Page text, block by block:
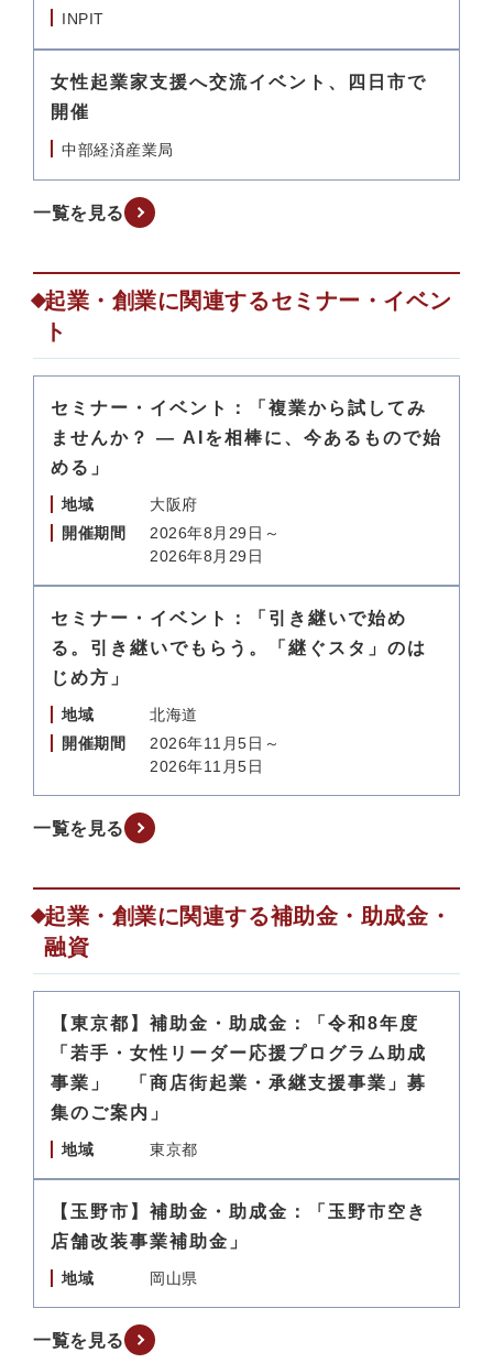
INPIT
女性起業家支援へ交流イベント、四日市で
開催
中部経済産業局
一覧を見る
起業・創業に関連するセミナー・イベン
ト
セミナー・イベント：「複業から試してみ
ませんか？ — AIを相棒に、今あるもので始
める」
地域
大阪府
開催期間
2026年8月29日～
2026年8月29日
セミナー・イベント：「引き継いで始め
る。引き継いでもらう。「継ぐスタ」のは
じめ方」
地域
北海道
開催期間
2026年11月5日～
2026年11月5日
一覧を見る
起業・創業に関連する補助金・助成金・
融資
【東京都】補助金・助成金：「令和8年度
「若手・女性リーダー応援プログラム助成
事業」 「商店街起業・承継支援事業」募
集のご案内」
地域 東京都
【玉野市】補助金・助成金：「玉野市空き
店舗改装事業補助金」
地域 岡山県
一覧を見る